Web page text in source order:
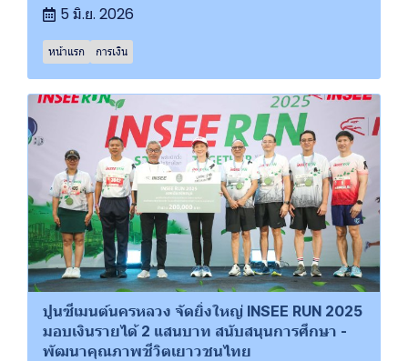
5 มิ.ย. 2026
หน้าแรก การเงิน
ปูนซีเมนต์นครหลวง จัดยิ่งใหญ่ INSEE RUN 2025
มอบเงินรายได้ 2 แสนบาท สนับสนุนการศึกษา -
พัฒนาคุณภาพชีวิตเยาวชนไทย